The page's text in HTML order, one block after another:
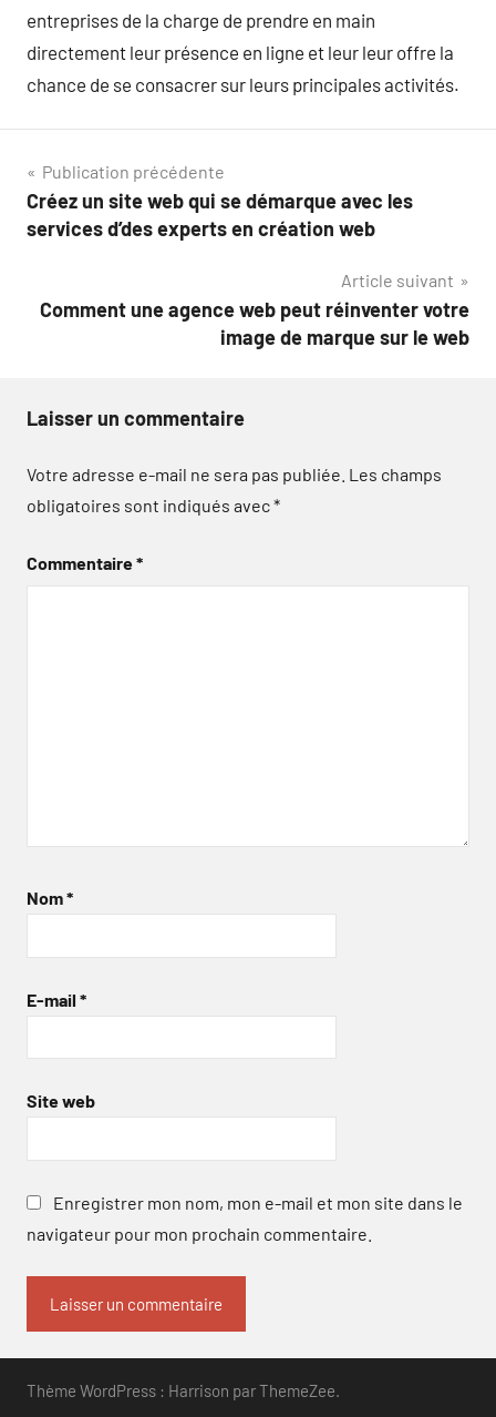
entreprises de la charge de prendre en main
directement leur présence en ligne et leur leur offre la
chance de se consacrer sur leurs principales activités.
Navigation
de
Publication précédente
Créez un site web qui se démarque avec les
services d’des experts en création web
Article suivant
Comment une agence web peut réinventer votre
image de marque sur le web
Laisser un commentaire
Votre adresse e-mail ne sera pas publiée. Les champs
obligatoires sont indiqués avec*
Commentaire*
Nom*
E-mail *
Site web
Enregistrer mon nom, mon e-mail et mon site dans le
navigateur pour mon prochain commentaire.
Thème WordPress : Harrison par ThemeZee.